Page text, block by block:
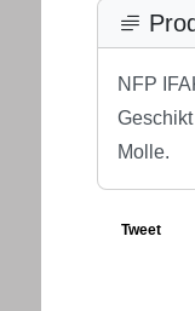
NFP
Molle.
Tweet